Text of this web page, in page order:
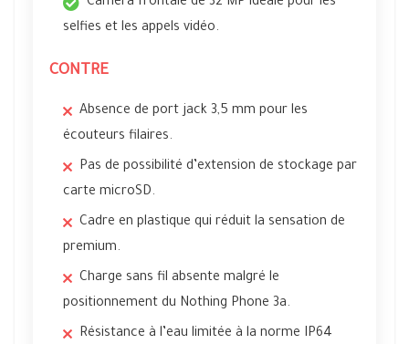
selfies et les appels vidéo.
CONTRE
Absence de port jack 3,5 mm pour les
écouteurs filaires.
Pas de possibilité d’extension de stockage par
carte microSD.
Cadre en plastique qui réduit la sensation de
premium.
Charge sans fil absente malgré le
positionnement du Nothing Phone 3a.
Résistance à l’eau limitée à la norme IP64